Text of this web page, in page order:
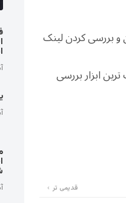
و بررسی کردن لینک
ابزار بررسی
قدیمی تر